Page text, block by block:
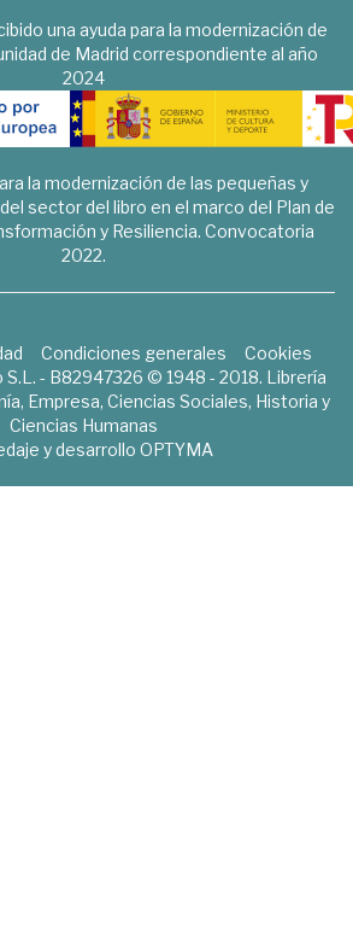
una ayuda para la modernización de
de Madrid correspondiente al año
2024
la modernización de las pequeñas y
sector del libro en el marco del Plan de
y Resiliencia. Convocatoria
2022.
Condiciones generales
Cookies
- B82947326 © 1948 - 2018. Librería
Empresa, Ciencias Sociales, Historia y
Ciencias Humanas
y desarrollo OPTYMA